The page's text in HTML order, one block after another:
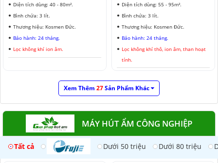
Diện tích dùng: 40 - 80m².
Bình chứa: 3 lít.
Thương hiệu: Kosmen Đức.
Bảo hành: 24 tháng.
Lọc không khí ion âm.
Diện tích dùng: 55 - 95m².
Bình chứa: 3 lít.
Thương hiệu: Kosmen Đức.
Bảo hành: 24 tháng.
Lọc không khí thô, ion âm, than hoạt
tính.
Xem Thêm 27Sản Phẩm Khác
MÁY HÚT ẨM CÔNG NGHIỆP
Tất cả Dưới 50 triệu Dưới 80 triệu